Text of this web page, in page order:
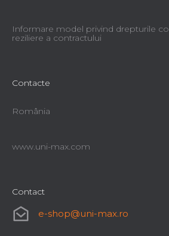
Informare model privind drepturile
reziliere a contractului
Contacte
România
www.uni-max.com
Contact
e-shop@uni-max.ro